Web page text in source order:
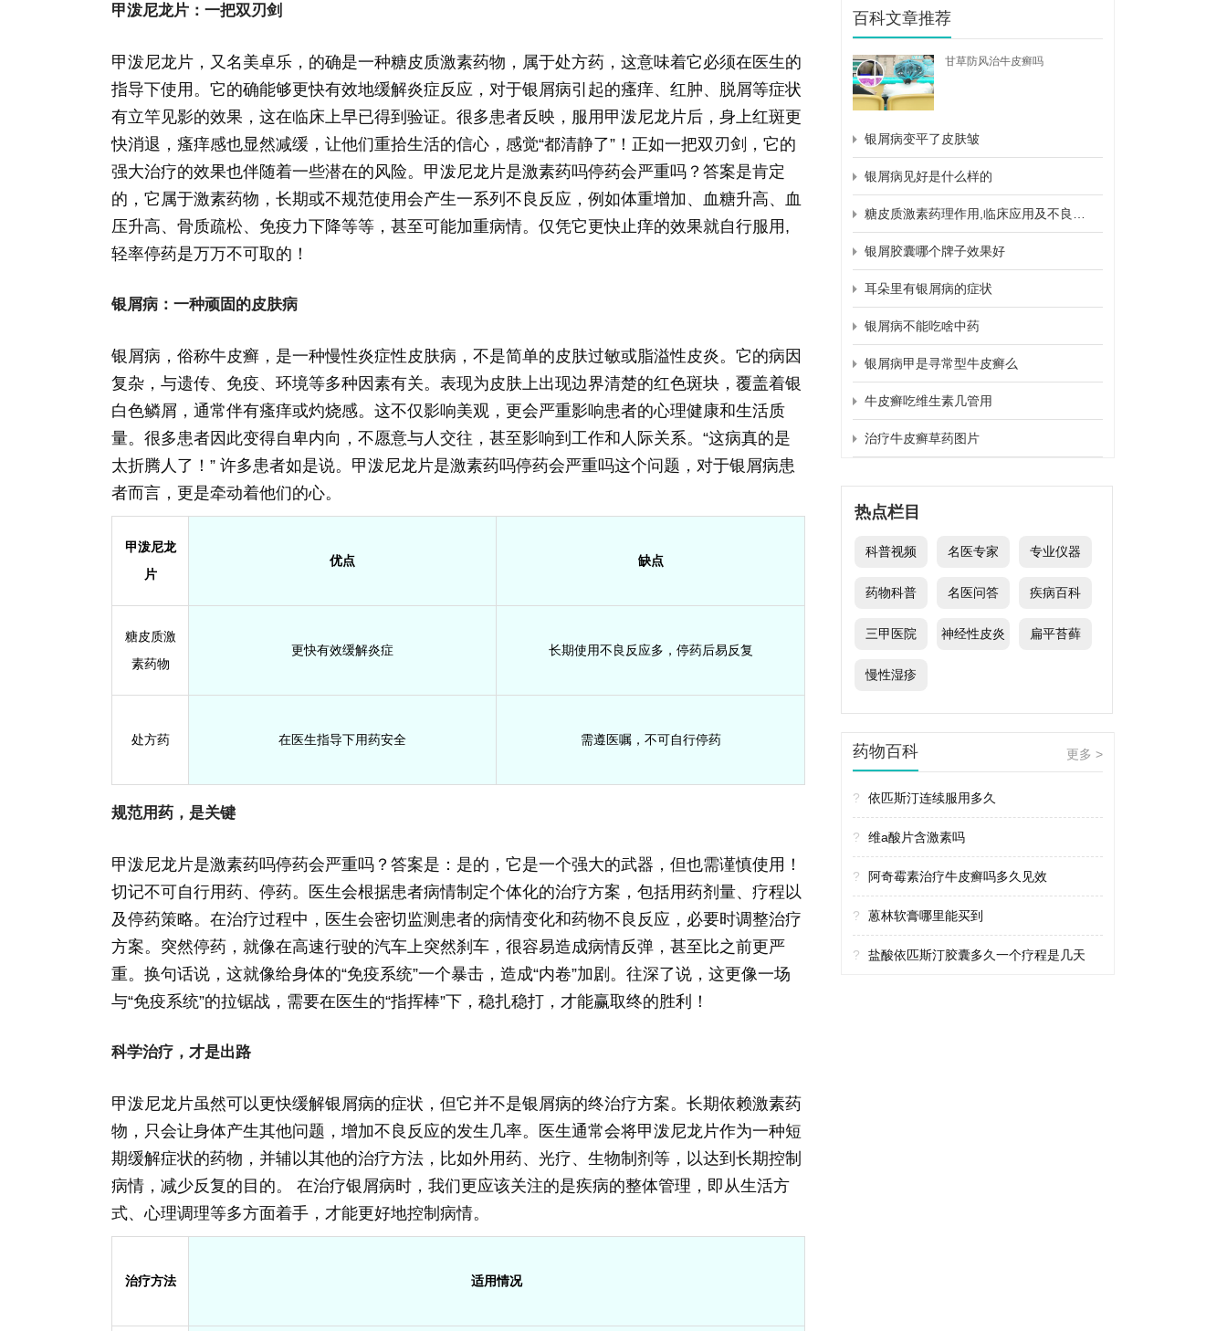
甲泼尼龙片：一把双刃剑
甲泼尼龙片，又名美卓乐，的确是一种糖皮质激素药物，属于处方药，这意味着它必须在医生的
指导下使用。它的确能够更快有效地缓解炎症反应，对于银屑病引起的瘙痒、红肿、脱屑等症状
有立竿见影的效果，这在临床上早已得到验证。很多患者反映，服用甲泼尼龙片后，身上红斑更
快消退，瘙痒感也显然减缓，让他们重拾生活的信心，感觉“都清静了”！正如一把双刃剑，它的
强大治疗的效果也伴随着一些潜在的风险。甲泼尼龙片是激素药吗停药会严重吗？答案是肯定
的，它属于激素药物，长期或不规范使用会产生一系列不良反应，例如体重增加、血糖升高、血
压升高、骨质疏松、免疫力下降等等，甚至可能加重病情。仅凭它更快止痒的效果就自行服用,
轻率停药是万万不可取的！
银屑病：一种顽固的皮肤病
银屑病，俗称牛皮癣，是一种慢性炎症性皮肤病，不是简单的皮肤过敏或脂溢性皮炎。它的病因
复杂，与遗传、免疫、环境等多种因素有关。表现为皮肤上出现边界清楚的红色斑块，覆盖着银
白色鳞屑，通常伴有瘙痒或灼烧感。这不仅影响美观，更会严重影响患者的心理健康和生活质
量。很多患者因此变得自卑内向，不愿意与人交往，甚至影响到工作和人际关系。“这病真的是
太折腾人了！” 许多患者如是说。甲泼尼龙片是激素药吗停药会严重吗这个问题，对于银屑病患
者而言，更是牵动着他们的心。
甲泼尼龙
片
优点 缺点
糖皮质激
素药物
更快有效缓解炎症 长期使用不良反应多，停药后易反复
处方药 在医生指导下用药安全 需遵医嘱，不可自行停药
规范用药，是关键
甲泼尼龙片是激素药吗停药会严重吗？答案是：是的，它是一个强大的武器，但也需谨慎使用！
切记不可自行用药、停药。医生会根据患者病情制定个体化的治疗方案，包括用药剂量、疗程以
及停药策略。在治疗过程中，医生会密切监测患者的病情变化和药物不良反应，必要时调整治疗
方案。突然停药，就像在高速行驶的汽车上突然刹车，很容易造成病情反弹，甚至比之前更严
重。换句话说，这就像给身体的“免疫系统”一个暴击，造成“内卷”加剧。往深了说，这更像一场
与“免疫系统”的拉锯战，需要在医生的“指挥棒”下，稳扎稳打，才能赢取终的胜利！
科学治疗，才是出路
甲泼尼龙片虽然可以更快缓解银屑病的症状，但它并不是银屑病的终治疗方案。长期依赖激素药
物，只会让身体产生其他问题，增加不良反应的发生几率。医生通常会将甲泼尼龙片作为一种短
期缓解症状的药物，并辅以其他的治疗方法，比如外用药、光疗、生物制剂等，以达到长期控制
病情，减少反复的目的。 在治疗银屑病时，我们更应该关注的是疾病的整体管理，即从生活方
式、心理调理等多方面着手，才能更好地控制病情。
治疗方法 适用情况
百科文章推荐
甘草防风治牛皮癣吗
银屑病变平了皮肤皱
银屑病见好是什么样的
银屑胶囊哪个牌子效果好
耳朵里有银屑病的症状
银屑病不能吃啥中药
银屑病甲是寻常型牛皮癣么
牛皮癣吃维生素几管用
治疗牛皮癣草药图片
热点栏目
科普视频 名医专家 专业仪器
药物科普 名医问答 疾病百科
三甲医院 神经性皮炎 扁平苔藓
慢性湿疹
药物百科 更多 >
? 依匹斯汀连续服用多久
? 维a酸片含激素吗
? 阿奇霉素治疗牛皮癣吗多久见效
? 蒽林软膏哪里能买到
? 盐酸依匹斯汀胶囊多久一个疗程是几天